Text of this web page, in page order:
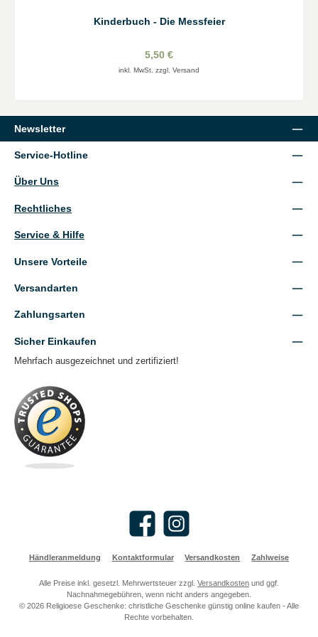
Kinderbuch - Die Messfeier
5,50 €
inkl. MwSt. zzgl. Versand
Newsletter
Service-Hotline
Über Uns
Rechtliches
Service & Hilfe
Unsere Vorteile
Versandarten
Zahlungsarten
Sicher Einkaufen
Mehrfach ausgezeichnet und zertifiziert!
Facebook Instagram
Händleranmeldung Kontaktformular Versandkosten Zahlweise
Alle Preise inkl. gesetzl. Mehrwertsteuer zzgl. Versandkosten und ggf.
Nachnahmegebühren, wenn nicht anders angegeben.
© 2026 Religioese Geschenke: christliche Geschenke günstig online kaufen - Alle
Rechte vorbehalten.